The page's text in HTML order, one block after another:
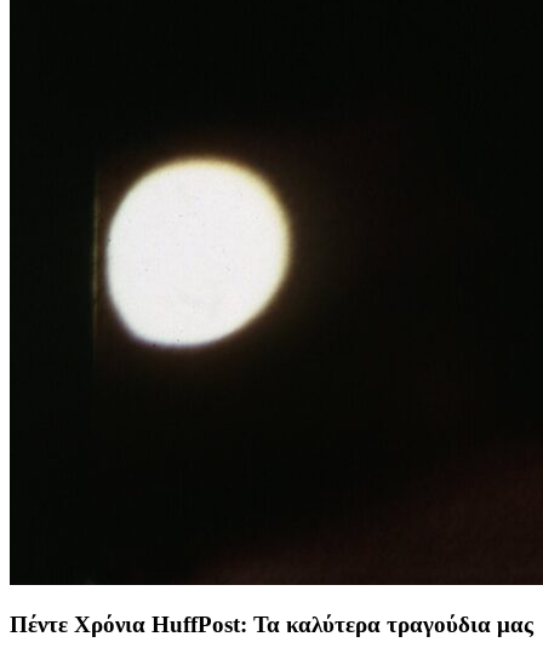
Πέντε Χρόνια HuffPost: Τα καλύτερα τραγούδια μας